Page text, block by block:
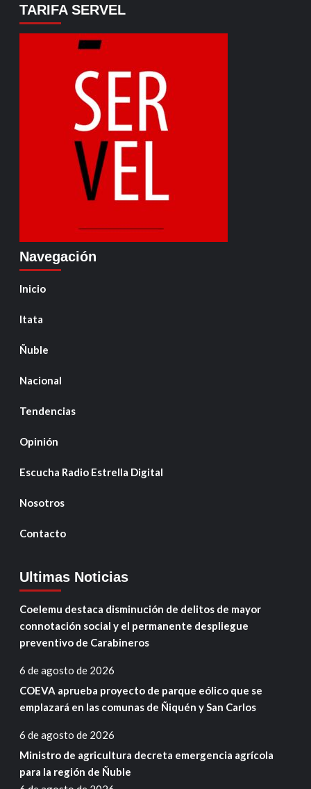
TARIFA SERVEL
Navegación
Inicio
Itata
Ñuble
Nacional
Tendencias
Opinión
Escucha Radio Estrella Digital
Nosotros
Contacto
Ultimas Noticias
Coelemu destaca disminución de delitos de mayor
connotación social y el permanente despliegue
preventivo de Carabineros
6 de agosto de 2026
COEVA aprueba proyecto de parque eólico que se
emplazará en las comunas de Ñiquén y San Carlos
6 de agosto de 2026
Ministro de agricultura decreta emergencia agrícola
para la región de Ñuble